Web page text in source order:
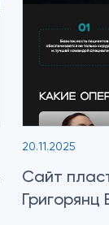
20.11.2025
Сайт